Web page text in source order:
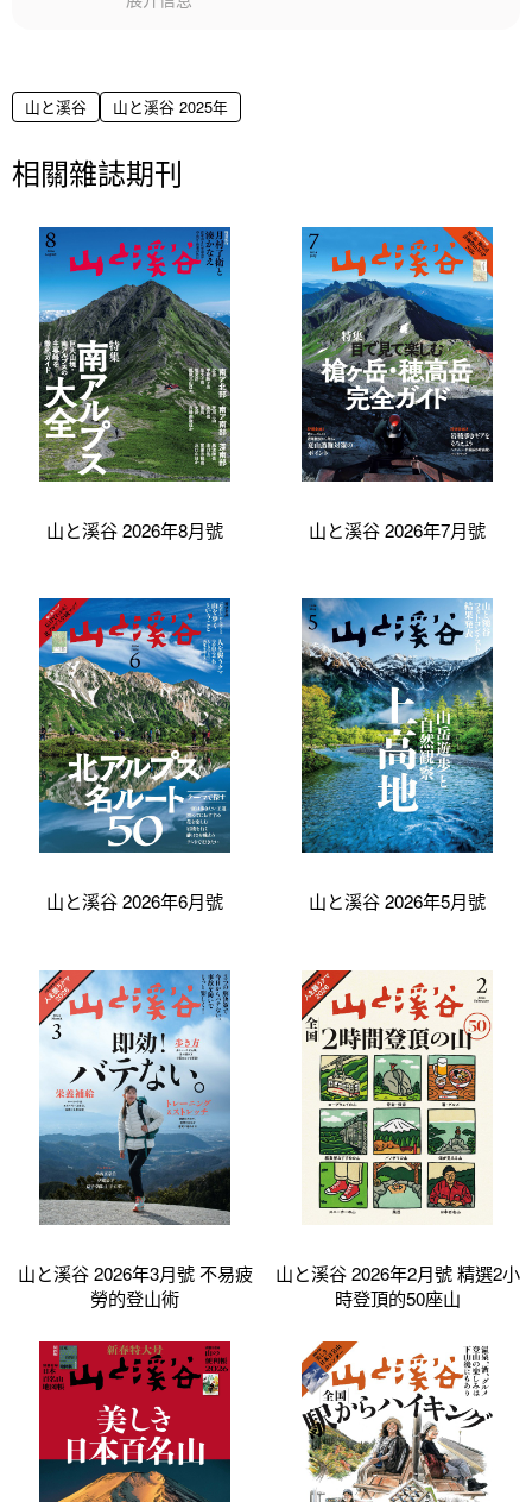
山と溪谷 山と溪谷 2025年
相關雜誌期刊
山と溪谷 2026年8月號 山と溪谷 2026年7月號
山と溪谷 2026年6月號 山と溪谷 2026年5月號
山と溪谷 2026年3月號 不易疲
勞的登山術
山と溪谷 2026年2月號 精選2小
時登頂的50座山